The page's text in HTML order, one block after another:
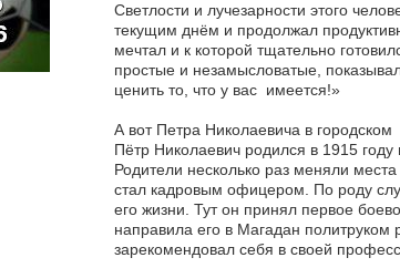
Светлости и лучезарности этого
текущим днём и продолжал
мечтал и к которой тщательно
простые и незамысловатые,
ценить то, что у вас имеется!»
А вот Петра Николаевича в
Пётр Николаевич родился в 1915
Родители несколько раз меняли
стал кадровым офицером. По роду
его жизни. Тут он принял первое
направила его в Магадан
зарекомендовал себя в своей